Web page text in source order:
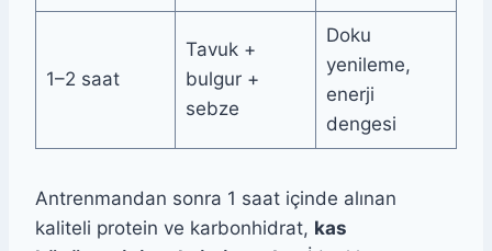
1–2 saat
Tavuk +
bulgur +
sebze
Doku
yenileme,
enerji
dengesi
Antrenmandan sonra 1 saat içinde alınan
kaliteli protein ve karbonhidrat, kas